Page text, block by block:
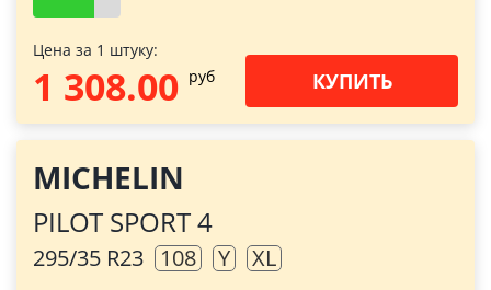
Цена за 1 штуку:
1 308.00 pуб КУПИТЬ
MICHELIN
PILOT SPORT 4
295/35 R23 108 Y XL